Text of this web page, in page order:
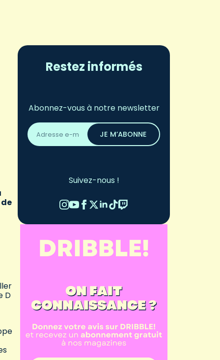
D
Restez informés
Abonnez-vous à notre newsletter
Adresse
email
*
JE M’ABONNE
Suivez-nous !